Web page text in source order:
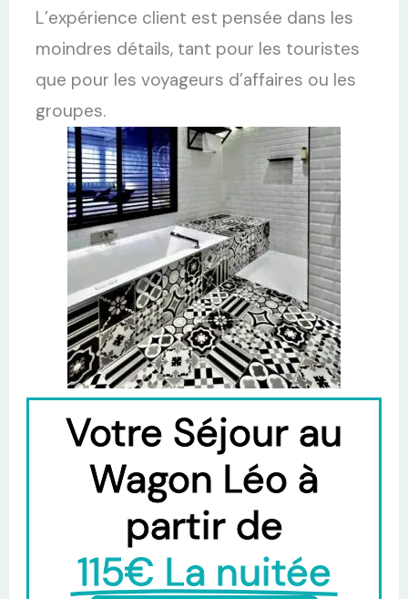
L’expérience client est pensée dans les
moindres détails, tant pour les touristes
que pour les voyageurs d’affaires ou les
groupes.
Votre Séjour au
Wagon Léo à
partir de
115€ La nuitée